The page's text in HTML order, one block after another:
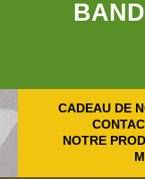
CADEAU DE
NOTRE